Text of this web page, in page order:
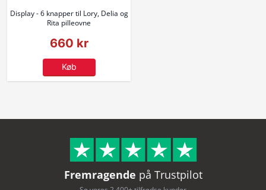
Display - 6 knapper til Lory, Delia og
Rita pilleovne
660 kr
Køb
Fremragende på Trustpilot